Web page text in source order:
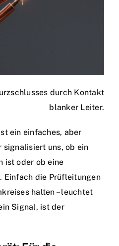
durch Kontakt
blanker Leiter.
ein einfaches, aber
signalisiert uns, ob ein
ist oder ob eine
Einfach die Prüfleitungen
halten – leuchtet
Signal, ist der